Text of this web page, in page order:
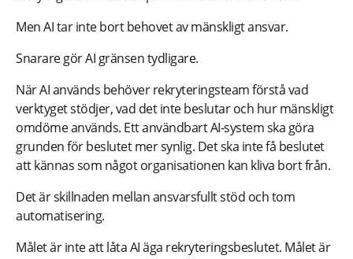
Men AI tar inte bort behovet av mänskligt ansvar.
Snarare gör AI gränsen tydligare.
När AI används behöver rekryteringsteam förstå vad
verktyget stödjer, vad det inte beslutar och hur mänskligt
omdöme används. Ett användbart AI-system ska göra
grunden för beslutet mer synlig. Det ska inte få beslutet
att kännas som något organisationen kan kliva bort från.
Det är skillnaden mellan ansvarsfullt stöd och tom
automatisering.
Målet är inte att låta AI äga rekryteringsbeslutet. Målet är